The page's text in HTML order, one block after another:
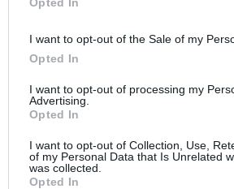
I want to opt-out of the Sale of my
Opted In
I want to opt-out of processing my
Advertising.
Opted In
I want to opt-out of Collection, Use,
of my Personal Data that Is Unrelated
was collected.
Opted In